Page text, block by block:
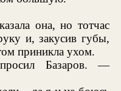
она, но тотчас
и, закусив губы,
приникла ухом.
Базаров. —